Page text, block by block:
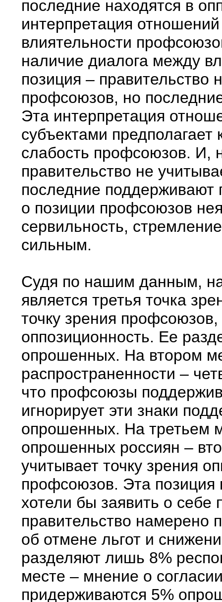
последние находятся в
интерпретация
влиятельности
наличие диалога между
позиция – правительство
профсоюзов, но
Эта интерпретация
субъектами
слабость профсоюзов. И,
правительство не
последние поддерживают
о позиции профсоюзов
сервильность,
сильным.
Судя по нашим данным,
является третья точка
точку зрения
оппозиционность. Ее
опрошенных. На втором
распространенности –
что профсоюзы
игнорирует эти знаки
опрошенных. На третьем
опрошенных россиян –
учитывает точку зрения
профсоюзов. Эта позиция
хотели бы заявить о себе
правительство намерено
об отмене льгот и
разделяют лишь 8%
месте – мнение о
придерживаются 5%